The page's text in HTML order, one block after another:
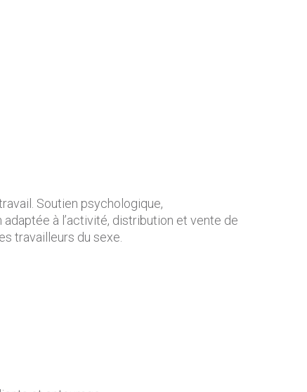
Soutien psychologique,
à l’activité, distribution et vente de
travailleurs du sexe.